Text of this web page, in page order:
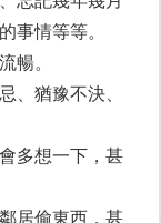
事情等等。
暢。
、猶豫不決、
多想一下，甚
居偷東西，甚